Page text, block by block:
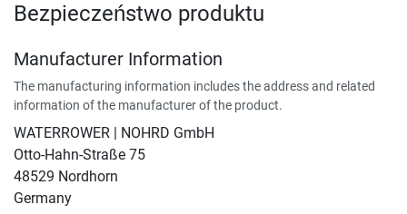
Bezpieczeństwo produktu
Manufacturer Information
The manufacturing information includes the address and related
information of the manufacturer of the product.
WATERROWER | NOHRD GmbH
Otto-Hahn-Straße 75
48529 Nordhorn
Germany